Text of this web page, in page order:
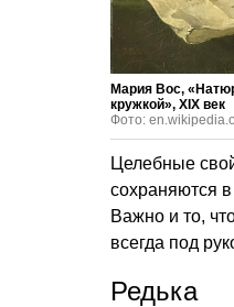
Мария Вос,
кружкой», ХIХ век
Фото:
Целебные
сохраняются в
Важно и то,
всегда под
Редька